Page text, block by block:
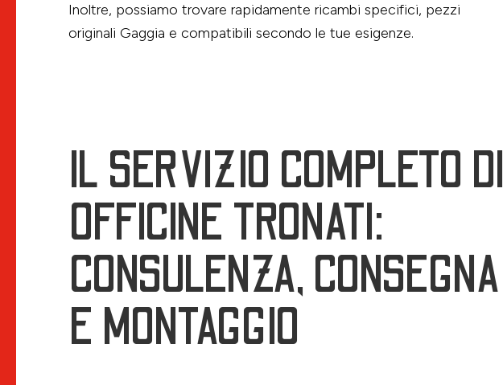
Inoltre, possiamo trovare rapidamente ricambi specifici, pezzi
originali Gaggia e compatibili secondo le tue esigenze.
IL SERVIZIO COMPLETO DI
OFFICINE TRONATI:
CONSULENZA, CONSEGNA
E MONTAGGIO